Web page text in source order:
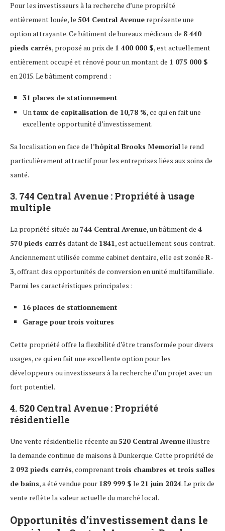
Pour les investisseurs à la recherche d’une propriété
entièrement louée, le 504 Central Avenue représente une
option attrayante. Ce bâtiment de bureaux médicaux de 8 440
pieds carrés, proposé au prix de 1 400 000 $, est actuellement
entièrement occupé et rénové pour un montant de 1 075 000 $
en 2015. Le bâtiment comprend :
31 places de stationnement
Untaux de capitalisation de 10,78 %, ce qui en fait une
excellente opportunité d’investissement.
Sa localisation en face de l’hôpital Brooks Memorialle rend
particulièrement attractif pour les entreprises liées aux soins de
santé.
3. 744 Central Avenue : Propriété à usage
multiple
La propriété située au744 Central Avenue, un bâtiment de 4
570 pieds carrés datant de 1841, est actuellement sous contrat.
Anciennement utilisée comme cabinet dentaire, elle est zonée R-
3, offrant des opportunités de conversion en unité multifamiliale.
Parmi les caractéristiques principales :
16 places de stationnement
Garage pour trois voitures
Cette propriété offre la flexibilité d’être transformée pour divers
usages, ce qui en fait une excellente option pour les
développeurs ou investisseurs à la recherche d’un projet avec un
fort potentiel.
4. 520 Central Avenue : Propriété
résidentielle
Une vente résidentielle récente au520 Central Avenueillustre
la demande continue de maisons à Dunkerque. Cette propriété de
2 092 pieds carrés, comprenanttrois chambres et trois salles
de bains, a été vendue pour 189 999 $ le 21 juin 2024. Le prix de
vente reflète la valeur actuelle du marché local.
Opportunités d’investissement dans le